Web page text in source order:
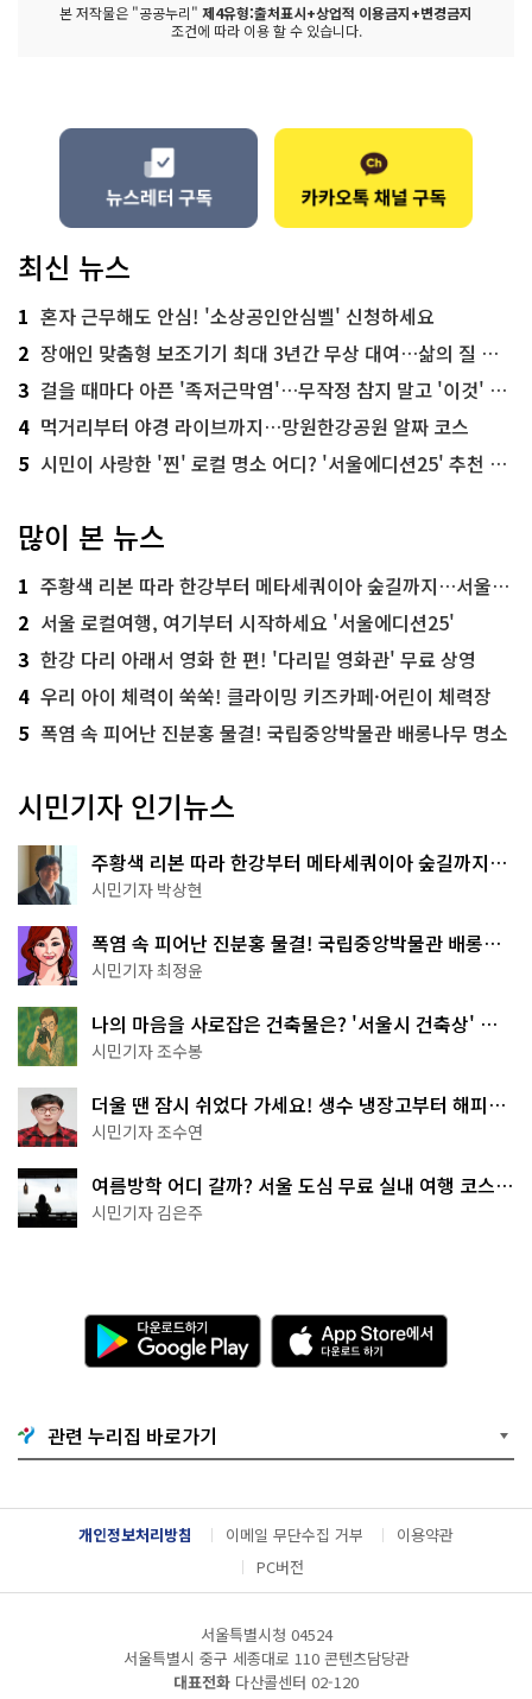
본 저작물은 "공공누리" 제4유형:출처표시+상업적 이용금지+변경금지
조건에 따라 이용 할 수 있습니다.
최신 뉴스
1 혼자 근무해도 안심! '소상공인안심벨' 신청하세요
2 장애인 맞춤형 보조기기 최대 3년간 무상 대여…삶의 질 높인다
3 걸을 때마다 아픈 '족저근막염'…무작정 참지 말고 '이것' 해보세요!
4 먹거리부터 야경 라이브까지…망원한강공원 알짜 코스
5 시민이 사랑한 '찐' 로컬 명소 어디? '서울에디션25' 추천 코스
많이 본 뉴스
1 주황색 리본 따라 한강부터 메타세쿼이아 숲길까지…서울둘레길 15코스
2 서울 로컬여행, 여기부터 시작하세요 '서울에디션25'
3 한강 다리 아래서 영화 한 편! '다리밑 영화관' 무료 상영
4 우리 아이 체력이 쑥쑥! 클라이밍 키즈카페·어린이 체력장
5 폭염 속 피어난 진분홍 물결! 국립중앙박물관 배롱나무 명소
시민기자 인기뉴스
주황색 리본 따라 한강부터 메타세쿼이아 숲길까지…
서울둘레길 15코스
시민기자 박상현
폭염 속 피어난 진분홍 물결! 국립중앙박물관 배롱나
무 명소
시민기자 최정윤
나의 마음을 사로잡은 건축물은? '서울시 건축상' 수
상작 공개!
시민기자 조수봉
더울 땐 잠시 쉬었다 가세요! 생수 냉장고부터 해피소
·무더위쉼터까지
시민기자 조수연
여름방학 어디 갈까? 서울 도심 무료 실내 여행 코스
추천
시민기자 김은주
다
운
로
기
G
o
g
l
e
l
A
p
p
e
서
다
운
드
관련 누리집 바로가기
개인정보처리방침 이메일 무단수집 거부
이용약관
PC버전
서울특별시청 04524
서울특별시 중구 세종대로 110 콘텐츠담당관
대표전화 다산콜센터 02-120